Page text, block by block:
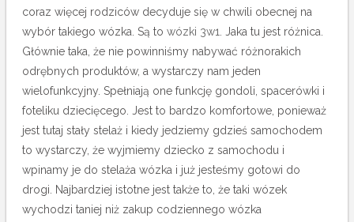
coraz więcej rodziców decyduje się w chwili obecnej na
wybór takiego wózka. Są to wózki 3w1
. Jaka tu jest różnica.
Głównie taka, że nie powinniśmy nabywać różnorakich
odrębnych produktów, a wystarczy nam jeden
wielofunkcyjny. Spełniają one funkcję gondoli, spacerówki i
foteliku dziecięcego. Jest to bardzo komfortowe, ponieważ
jest tutaj stały stelaż i kiedy jedziemy gdzieś samochodem
to wystarczy, że wyjmiemy dziecko z samochodu i
wpinamy je do stelaża wózka i już jesteśmy gotowi do
drogi. Najbardziej istotne jest także to, że taki wózek
wychodzi taniej niż zakup codziennego wózka